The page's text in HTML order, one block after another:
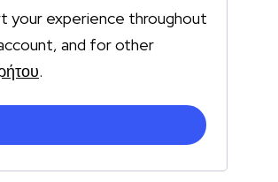
your experience throughout
and for other
.